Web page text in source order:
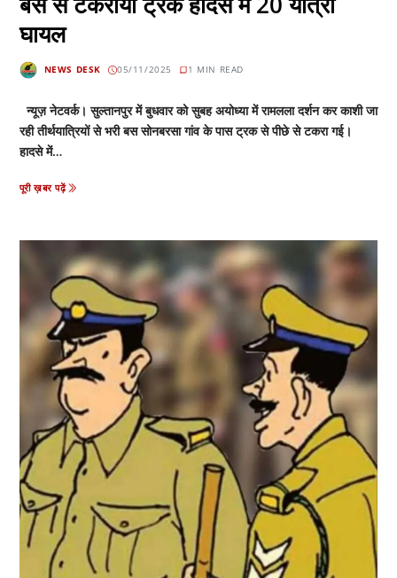
घायल
NEWS DESK 05/11/2025 1 MIN READ
न्यूज़ नेटवर्क। सुल्तानपुर में बुधवार को सुबह अयोध्या में रामलला दर्शन कर काशी जा
रही तीर्थयात्रियों से भरी बस सोनबरसा गांव के पास ट्रक से पीछे से टकरा गई।
हादसे में…
पूरी ख़बर पढ़ें